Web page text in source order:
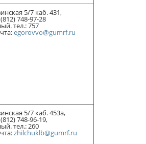
5/7 каб. 431,
748-97-28
тел.: 757
egorovvo@gumrf.ru
5/7 каб. 453а,
748-96-19,
тел.: 260
zhilchuklb@gumrf.ru